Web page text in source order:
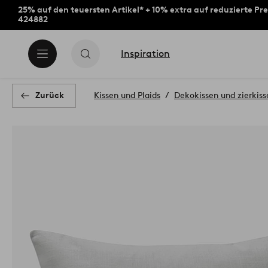
25% auf den teuersten Artikel* + 10% extra auf reduzierte
424882
Inspiration
Zurück Kissen und Plaids Dekokissen und